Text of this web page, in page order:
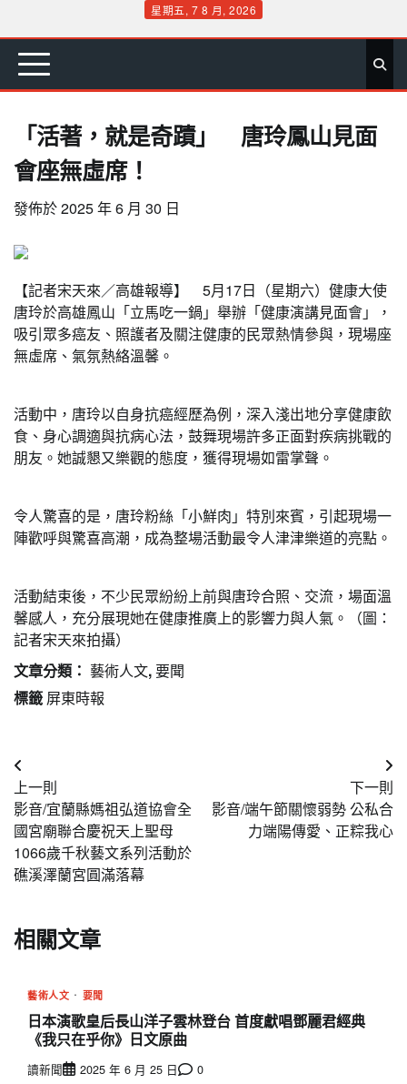
content
星期五, 7 8 月, 2026
首 要 娛 生 社 文 公 運 旅 政 地 專
「活著，就是奇蹟」 唐玲鳳山見面
會座無虛席！
發佈於2025 年 6 月 30 日
【記者宋天來／高雄報導】 5月17日（星期六）健康大使
唐玲於高雄鳳山「立馬吃一鍋」舉辦「健康演講見面會」，
吸引眾多癌友、照護者及關注健康的民眾熱情參與，現場座
無虛席、氣氛熱絡溫馨。
活動中，唐玲以自身抗癌經歷為例，深入淺出地分享健康飲
食、身心調適與抗病心法，鼓舞現場許多正面對疾病挑戰的
朋友。她誠懇又樂觀的態度，獲得現場如雷掌聲。
令人驚喜的是，唐玲粉絲「小鮮肉」特別來賓，引起現場一
陣歡呼與驚喜高潮，成為整場活動最令人津津樂道的亮點。
活動結束後，不少民眾紛紛上前與唐玲合照、交流，場面溫
馨感人，充分展現她在健康推廣上的影響力與人氣。（圖：
記者宋天來拍攝）
文章分類： 藝術人文,要聞
標籤 屏東時報
文
章
導
覽
上一則
影音/宜蘭縣媽祖弘道協會全
國宮廟聯合慶祝天上聖母
1066歲千秋藝文系列活動於
礁溪澤蘭宮圓滿落幕
下一則
影音/端午節關懷弱勢 公私合
力端陽傳愛、正粽我心
相關文章
藝術人文 要聞
日本演歌皇后長山洋子雲林登台 首度獻唱鄧麗君經典
《我只在乎你》日文原曲
讀新聞 2025 年 6 月 25 日 0